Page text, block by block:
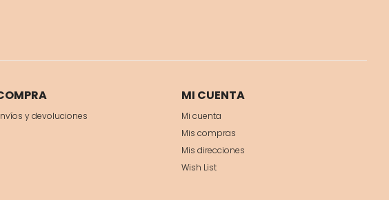
y devoluciones
MI CUENTA
Mi cuenta
Mis compras
Mis direcciones
Wish List